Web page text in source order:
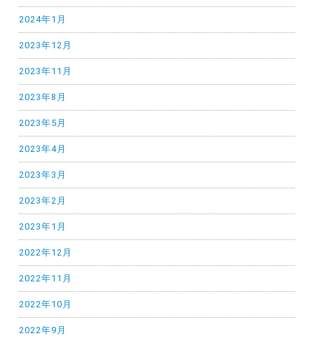
2024年1月
2023年12月
2023年11月
2023年8月
2023年5月
2023年4月
2023年3月
2023年2月
2023年1月
2022年12月
2022年11月
2022年10月
2022年9月